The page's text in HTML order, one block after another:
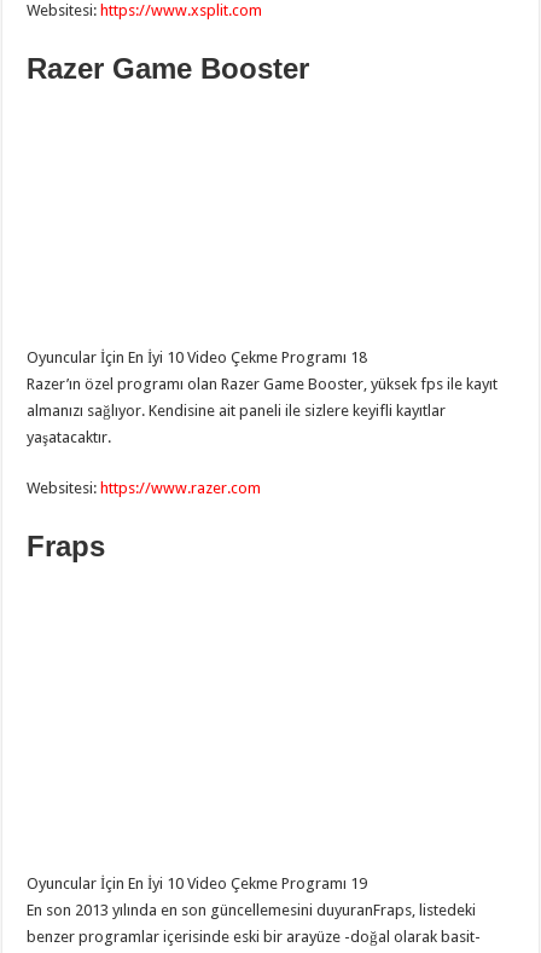
Websitesi: https://www.xsplit.com
Razer Game Booster
Oyuncular İçin En İyi 10 Video Çekme Programı 18
Razer’ın özel programı olan Razer Game Booster, yüksek fps ile kayıt
almanızı sağlıyor. Kendisine ait paneli ile sizlere keyifli kayıtlar
yaşatacaktır.
Websitesi: https://www.razer.com
Fraps
Oyuncular İçin En İyi 10 Video Çekme Programı 19
En son 2013 yılında en son güncellemesini duyuranFraps, listedeki
benzer programlar içerisinde eski bir arayüze -doğal olarak basit-